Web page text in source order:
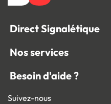
Direct Signalétique
Nos services
Besoin d'aide ?
Suivez-nous